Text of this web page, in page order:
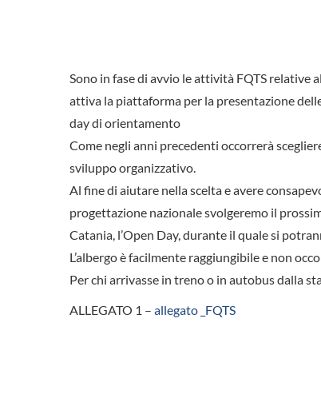
Sono in fase di avvio le attività FQTS relative
attiva la piattaforma per la presentazione
day di orientamento
Come negli anni precedenti occorrerà
sviluppo organizzativo.
Al fine di aiutare nella scelta e avere
progettazione nazionale svolgeremo il
Catania, l’Open Day, durante il quale si
L’albergo è facilmente raggiungibile e non
Per chi arrivasse in treno o in autobus dalla
ALLEGATO 1 – allegato _FQTS